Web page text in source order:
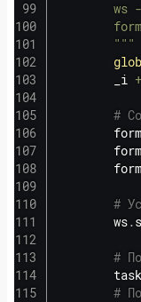
ws
        """
        _i
#
#
        ws
.
#
        task
#